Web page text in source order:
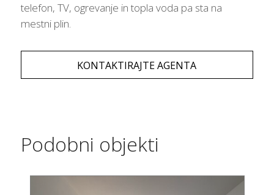
telefon, TV, ogrevanje in topla voda pa sta na
mestni plin.
KONTAKTIRAJTE AGENTA
Podobni objekti